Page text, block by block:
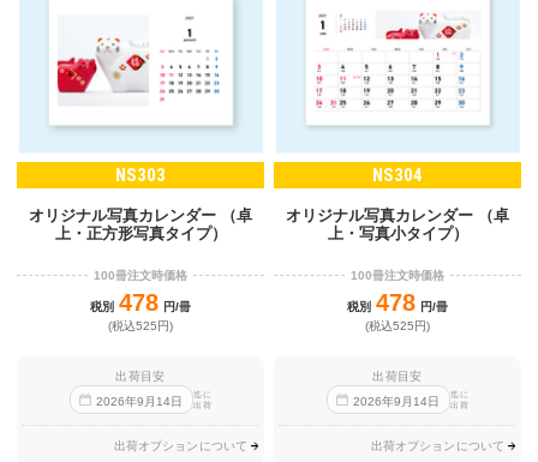
NS303
オリジナル写真カレンダー （卓
上・正方形写真タイプ）
100冊注文時価格
税別 478 円/冊
(税込525円)
出荷目安
2026年9 月14日
迄に
出荷
出荷オプションについて
NS304
オリジナル写真カレンダー （卓
上・写真小タイプ）
100冊注文時価格
税別 478 円/冊
(税込525円)
出荷目安
2026年9 月14日
迄に
出荷
出荷オプションについて